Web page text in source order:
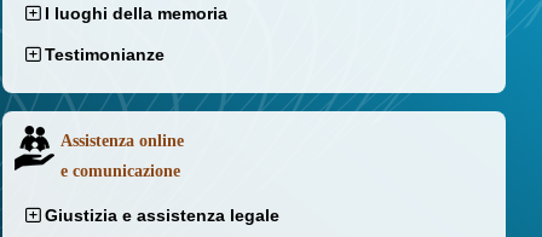
I luoghi della memoria
Testimonianze
Assistenza online
e comunicazione
Giustizia e assistenza legale